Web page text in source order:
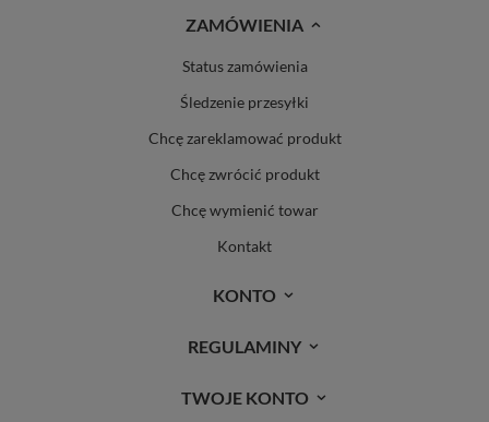
ZAMÓWIENIA
Status zamówienia
Śledzenie przesyłki
Chcę zareklamować produkt
Chcę zwrócić produkt
Chcę wymienić towar
Kontakt
KONTO
REGULAMINY
TWOJE KONTO